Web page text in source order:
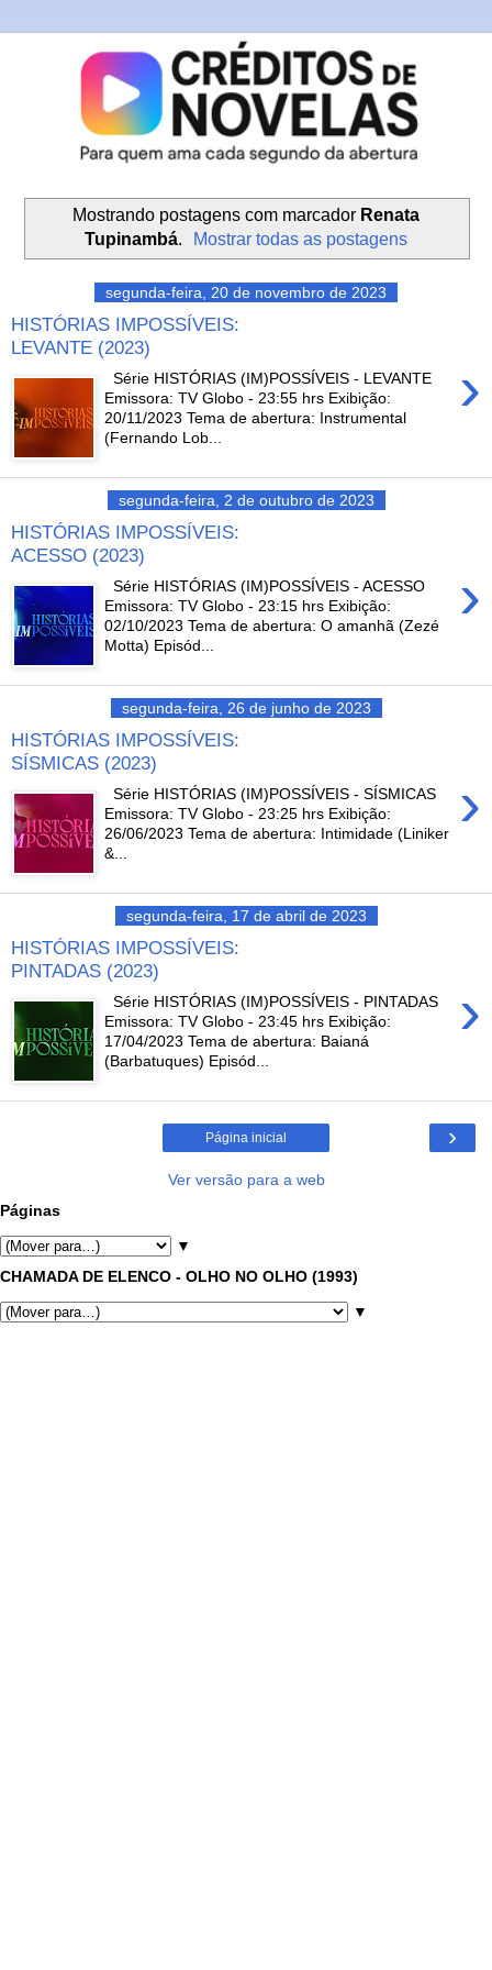
Mostrando postagens com marcador Renata
Tupinambá. Mostrar todas as postagens
segunda-feira, 20 de novembro de 2023
HISTÓRIAS IMPOSSÍVEIS:
LEVANTE (2023)
›
Série HISTÓRIAS (IM)POSSÍVEIS - LEVANTE
Emissora: TV Globo - 23:55 hrs Exibição:
20/11/2023 Tema de abertura: Instrumental
(Fernando Lob...
segunda-feira, 2 de outubro de 2023
HISTÓRIAS IMPOSSÍVEIS:
ACESSO (2023)
›
Série HISTÓRIAS (IM)POSSÍVEIS - ACESSO
Emissora: TV Globo - 23:15 hrs Exibição:
02/10/2023 Tema de abertura: O amanhã (Zezé
Motta) Episód...
segunda-feira, 26 de junho de 2023
HISTÓRIAS IMPOSSÍVEIS:
SÍSMICAS (2023)
›
Série HISTÓRIAS (IM)POSSÍVEIS - SÍSMICAS
Emissora: TV Globo - 23:25 hrs Exibição:
26/06/2023 Tema de abertura: Intimidade (Liniker
&...
segunda-feira, 17 de abril de 2023
HISTÓRIAS IMPOSSÍVEIS:
PINTADAS (2023)
›
Série HISTÓRIAS (IM)POSSÍVEIS - PINTADAS
Emissora: TV Globo - 23:45 hrs Exibição:
17/04/2023 Tema de abertura: Baianá
(Barbatuques) Episód...
›
Página inicial
Ver versão para a web
Páginas
▼
CHAMADA DE ELENCO - OLHO NO OLHO (1993)
▼